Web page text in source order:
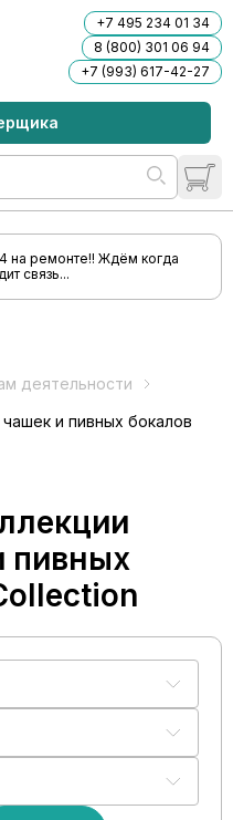
+7 495 234 01 34
8 (800) 301 06 94
+7 (993) 617-42-27
на ремонте!! Ждём когда
связь...
деятельности
и пивных бокалов
пивных